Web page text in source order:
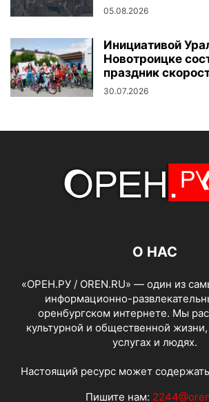
05.08.2026
Инициативой
Новотроицке
праздник
30.07.2026
О НАС
«ОРЕН.РУ / OREN.RU» — один из
информационно-
оренбургском интернете. Мы
культурной и общественной
услугах и людях.
Настоящий ресурс может
Пишите нам: